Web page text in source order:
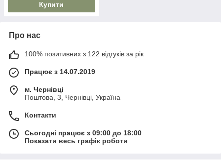
Купити
Про нас
100% позитивних з 122 відгуків за рік
Працює з 14.07.2019
м. Чернівці
Поштова, 3, Чернівці, Україна
Контакти
Сьогодні працює з 09:00 до 18:00
Показати весь графік роботи